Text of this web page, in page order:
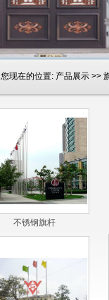
您现在的位置: 产品展示 >>
不锈钢旗杆